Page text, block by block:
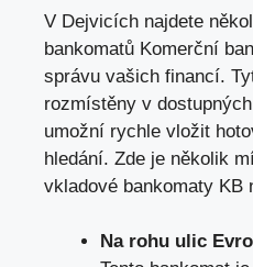
V Dejvicích najdete
bankomatů Komerční
správu vašich financí.
rozmístěny v
umožní rychle vložit
hledání. Zde je několik
vkladové bankomaty KB
Na rohu ulic